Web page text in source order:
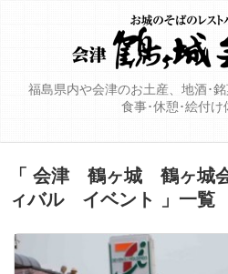
福島県内や会津のお土産、地酒･
食事･休憩･絵付け
「 会津 鶴ヶ城 鶴ヶ
ィバル イベント 」一覧